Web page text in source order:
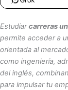
Estudiarcarreras
permite acceder a
orientada al
como ingeniería,
del inglés,
para impulsar tu